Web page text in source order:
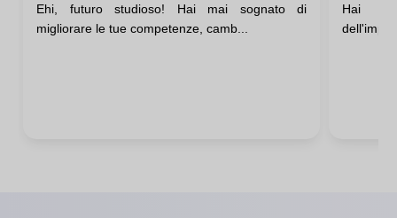
All'istruzione A Prezzi
Accessibili
Ehi, futuro studioso! Hai mai sognato di
migliorare le tue competenze, camb...
Hai